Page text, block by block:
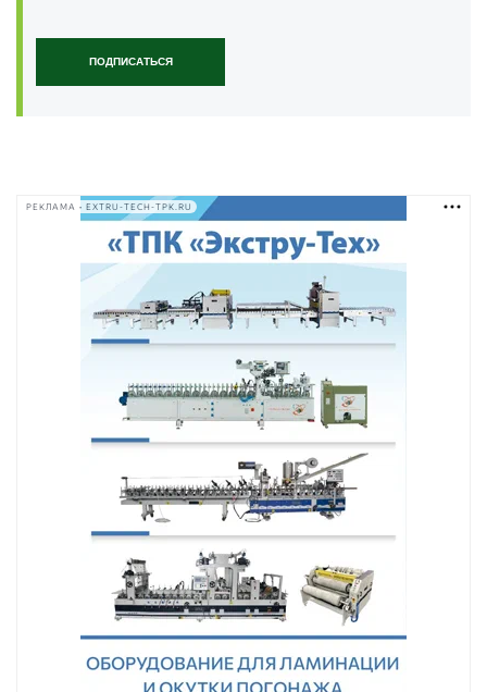
ПОДПИСАТЬСЯ
РЕКЛАМА • EXTRU-TECH-TPK.RU